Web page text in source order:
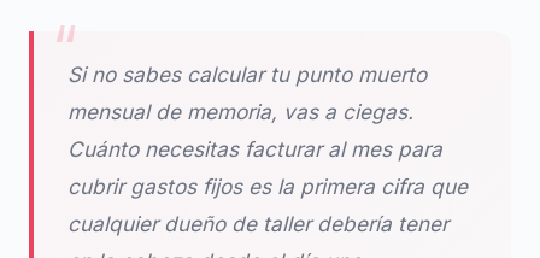
Si no sabes calcular tu punto muerto
mensual de memoria, vas a ciegas.
Cuánto necesitas facturar al mes para
cubrir gastos fijos es la primera cifra que
cualquier dueño de taller debería tener